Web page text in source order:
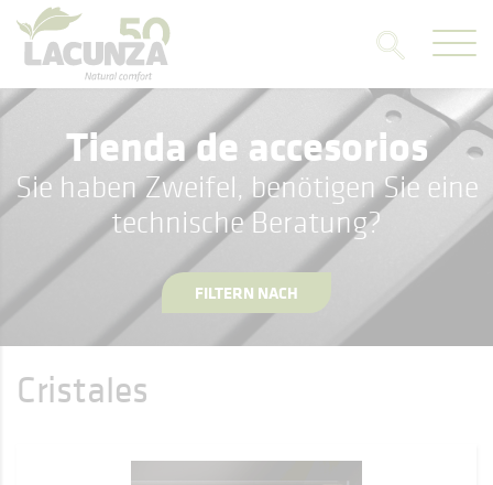
Tienda de accesorios
Sie haben Zweifel, benötigen Sie eine
technische Beratung?
FILTERN NACH
Cristales